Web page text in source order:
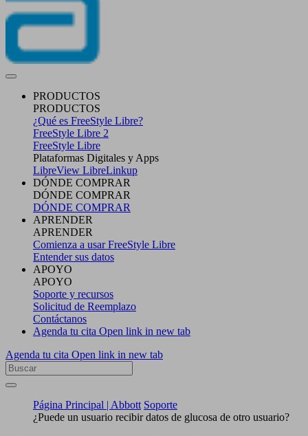
PRODUCTOS
PRODUCTOS
¿Qué es FreeStyle Libre?
FreeStyle Libre 2
FreeStyle Libre
Plataformas Digitales y Apps
LibreView LibreLinkup
DÓNDE COMPRAR
DÓNDE COMPRAR
DÓNDE COMPRAR
APRENDER
APRENDER
Comienza a usar FreeStyle Libre
Entender sus datos
APOYO
APOYO
Soporte y recursos
Solicitud de Reemplazo
Contáctanos
Agenda tu cita Open link in new tab
Agenda tu cita Open link in new tab
Página Principal | Abbott Soporte
¿Puede un usuario recibir datos de glucosa de otro usuario?